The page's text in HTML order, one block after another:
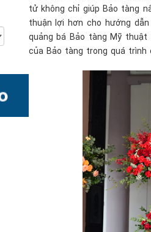
tử không chỉ giúp Bảo tàng
thuận lợi hơn cho hướng
quảng bá Bảo tàng Mỹ
của Bảo tàng trong quá trình